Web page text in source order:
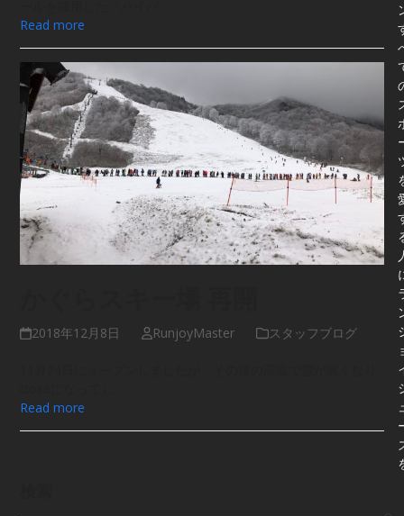
Read more
2018年12月8日 RunjoyMaster スタッフブログ
Read more